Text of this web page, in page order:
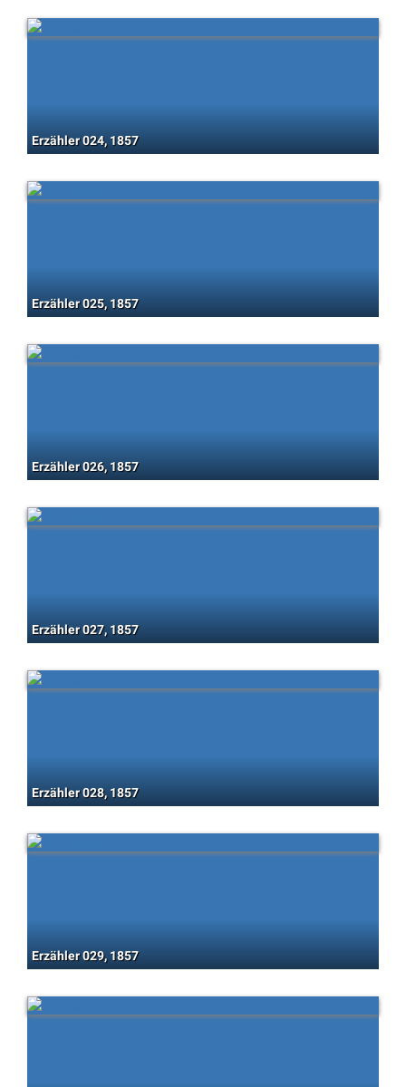
Erzähler 024, 1857
Erzähler 025, 1857
Erzähler 026, 1857
Erzähler 027, 1857
Erzähler 028, 1857
Erzähler 029, 1857